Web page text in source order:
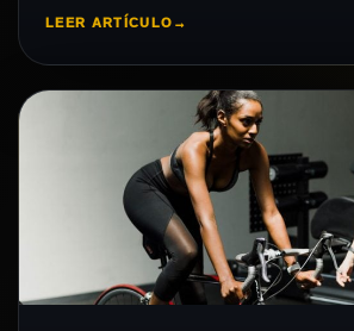
LEER ARTÍCULO →